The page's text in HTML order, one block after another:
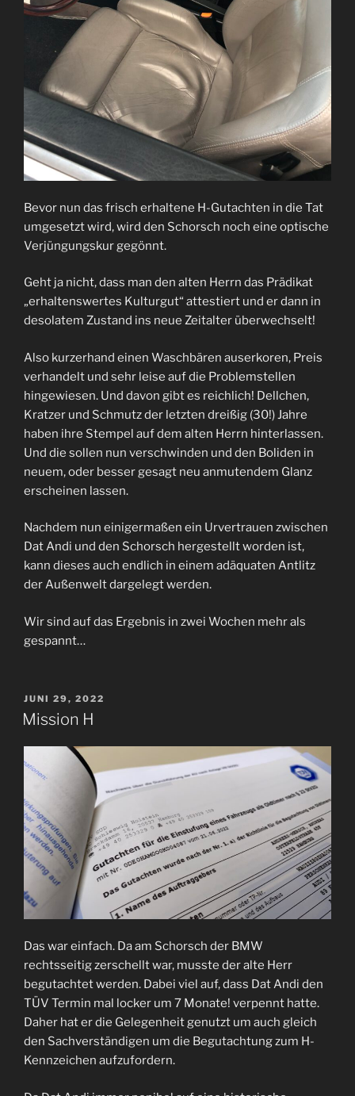
Bevor nun das frisch erhaltene H-Gutachten in die Tat
umgesetzt wird, wird den Schorsch noch eine optische
Verjüngungskur gegönnt.
Geht ja nicht, dass man den alten Herrn das Prädikat
„erhaltenswertes Kulturgut“ attestiert und er dann in
desolatem Zustand ins neue Zeitalter überwechselt!
Also kurzerhand einen Waschbären auserkoren, Preis
verhandelt und sehr leise auf die Problemstellen
hingewiesen. Und davon gibt es reichlich! Dellchen,
Kratzer und Schmutz der letzten dreißig (30!) Jahre
haben ihre Stempel auf dem alten Herrn hinterlassen.
Und die sollen nun verschwinden und den Boliden in
neuem, oder besser gesagt neu anmutendem Glanz
erscheinen lassen.
Nachdem nun einigermaßen ein Urvertrauen zwischen
Dat Andi und den Schorsch hergestellt worden ist,
kann dieses auch endlich in einem adäquaten Antlitz
der Außenwelt dargelegt werden.
Wir sind auf das Ergebnis in zwei Wochen mehr als
gespannt…
VERÖFFENTLICHT
AM
JUNI 29, 2022
Mission H
Das war einfach. Da am Schorsch der BMW
rechtsseitig zerschellt war, musste der alte Herr
begutachtet werden. Dabei viel auf, dass Dat Andi den
TÜV Termin mal locker um 7 Monate! verpennt hatte.
Daher hat er die Gelegenheit genutzt um auch gleich
den Sachverständigen um die Begutachtung zum H-
Kennzeichen aufzufordern.